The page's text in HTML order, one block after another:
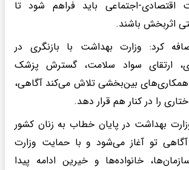
اقتصادی-اجتماعی باید فراهم شود تا
اثربخش باشند.
کرد: وزارت بهداشت با بازنگری در
ارتقای سواد سلامت، گسترش پزشک
همکاری‌های بین‌بخشی تلاش می‌کند آگاهی،
را در کنار هم قرار دهد.
بهداشت در پایان خطاب به زنان کشور
تو آغاز می‌شود و با حمایت وزارت
خانواده‌ها و خیرین ادامه پیدا